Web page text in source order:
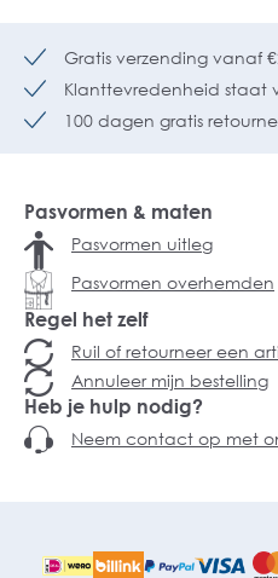
Gratis verzending vanaf
Klanttevredenheid staat
100 dagen gratis
Pasvormen & maten
Pasvormen uitleg
Pasvormen overhemden
Regel het zelf
Ruil of retourneer een
Annuleer mijn bestelling
Heb je hulp nodig?
Neem contact op met